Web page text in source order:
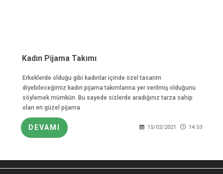
Kadın Pijama Takımı
Erkeklerde olduğu gibi kadınlar içinde özel tasarım
diyebileceğimiz kadın pijama takımlarına yer verilmiş olduğunu
söylemek mümkün. Bu sayede sizlerde aradığınız tarza sahip
olan en güzel pijama
DEVAMI 15/02/2021 14:53